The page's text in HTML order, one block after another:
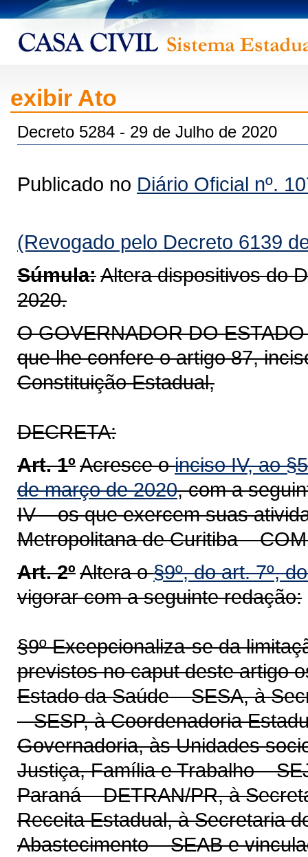
exibir Ato
Decreto 5284 - 29 de Julho de 2020
Publicado no Diário Oficial nº.
(Revogado pelo Decreto 6139
Súmula:Altera dispositivos do
2020.
O GOVERNADOR DO
que lhe confere o artigo 87,
Constituição Estadual,
DECRETA:
Art. 1ºAcresce oinciso IV, ao
de março de 2020, com a
IV – os que exercem suas
Metropolitana de Curitiba –
Art. 2ºAltera o§9º, do art. 7º,
vigorar com a seguinte redação:
§9º Excepcionaliza-se da
previstos no caput deste artigo
Estado da Saúde – SESA, à
– SESP, à Coordenadoria
Governadoria, às Unidades
Justiça, Família e Trabalho –
Paraná – DETRAN/PR, à
Receita Estadual, à Secretaria
Abastecimento – SEAB e